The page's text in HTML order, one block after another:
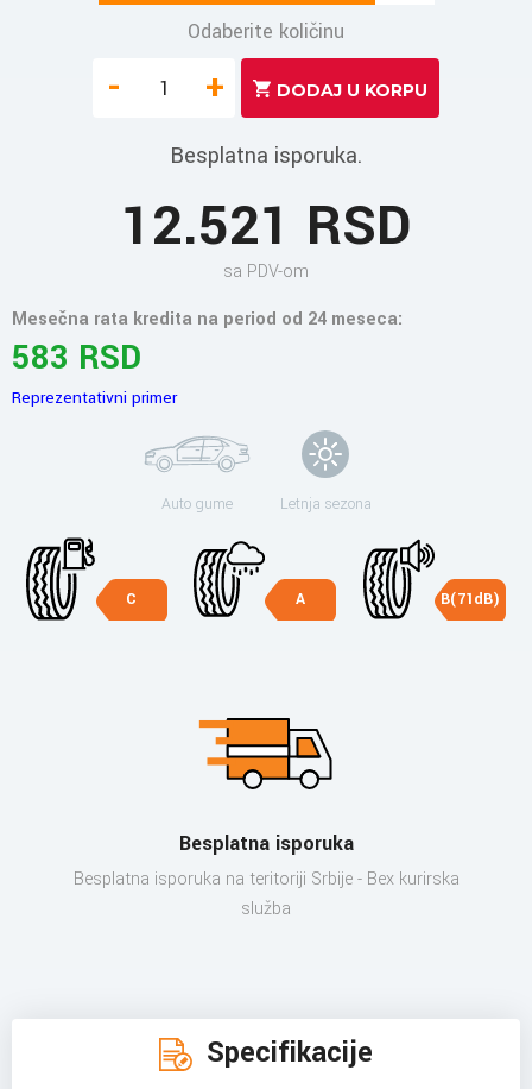
Odaberite količinu
- +
Besplatna isporuka.
12.521 RSD
sa PDV-om
Mesečna rata kredita na period od 24 meseca:
583 RSD
Reprezentativni primer
Auto gume Letnja sezona
C A B(71dB)
Besplatna isporuka
Besplatna isporuka na teritoriji Srbije - Bex kurirska
služba
Specifikacije